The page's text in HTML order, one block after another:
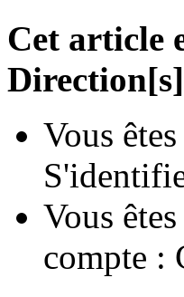
Cet article
Direction[s]
Vous
Vous
compte :